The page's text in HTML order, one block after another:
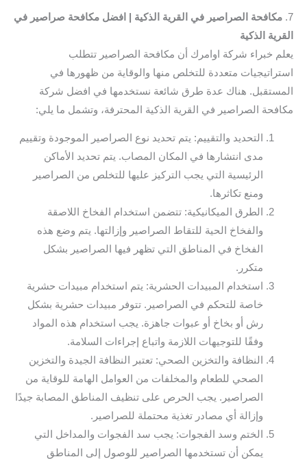
7. مكافحة الصراصير في القرية الذكية | افضل مكافحة صراصير في
القرية الذكية
يعلم خبراء شركة اوامرك أن مكافحة الصراصير تتطلب
استراتيجيات متعددة للتخلص منها والوقاية من ظهورها في
المستقبل. هناك عدة طرق شائعة نستخدمها في افضل شركة
مكافحة الصراصير في القرية الذكية المحترفة، وتشمل ما يلي:
التحديد والتقييم: يتم تحديد نوع الصراصير الموجودة وتقييم
مدى انتشارها في المكان المصاب. يتم تحديد الأماكن
الرئيسية التي يجب التركيز عليها للتخلص من الصراصير
ومنع تكاثرها.
الطرق الميكانيكية: تتضمن استخدام الفخاخ اللاصقة
والفخاخ الحية للتقاط الصراصير وإزالتها. يتم وضع هذه
الفخاخ في المناطق التي تظهر فيها الصراصير بشكل
متكرر.
استخدام المبيدات الحشرية: يتم استخدام مبيدات حشرية
خاصة للتحكم في الصراصير. تتوفر مبيدات حشرية بشكل
رش أو بخاخ أو عبوات جاهزة. يجب استخدام هذه المواد
وفقًا للتوجيهات اللازمة واتباع إجراءات السلامة.
النظافة والتخزين الصحي: تعتبر النظافة الجيدة والتخزين
الصحي للطعام والمخلفات من العوامل الهامة للوقاية من
الصراصير. يجب الحرص على تنظيف المناطق المصابة جيدًا
وإزالة أي مصادر تغذية محتملة للصراصير.
الختم وسد الفجوات: يجب سد الفجوات والمداخل التي
يمكن أن تستخدمها الصراصير للوصول إلى المناطق